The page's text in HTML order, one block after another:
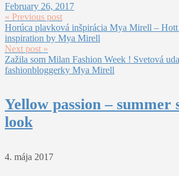
February 26, 2017
« Previous post
Horúca plavková inšpirácia Mya Mirell –
inspiration by Mya Mirell
Next post »
Zažila som Milan Fashion Week ! Svetová
fashionbloggerky Mya Mirell
Yellow passion – summer
look
4. mája 2017